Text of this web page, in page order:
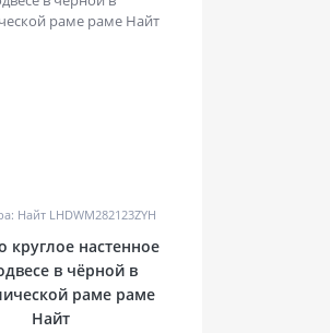
Найт LHDWM282123ZYH
круглое настенное
в чёрной в
раме раме
Найт